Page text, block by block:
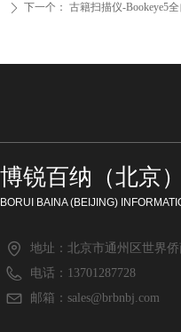
ꄲ 下一个： 古籍扫描仪-Bookeye5
博锐百纳（北京
BORUI BAINA (BEIJING)
地址： 北京市通州区世界
电话： 13701287728
邮箱： sales@brbnbj.com